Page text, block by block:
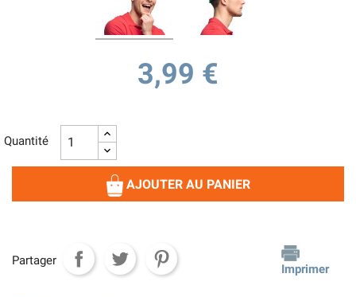
3,99 €
Quantité
AJOUTER AU PANIER
Partager
Imprimer